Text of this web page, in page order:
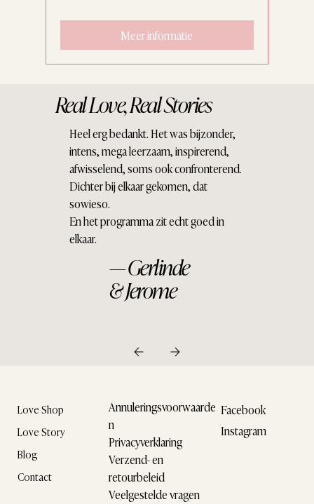
Meer informatie
Real Love, Real Stories
Heel erg bedankt. Het was bijzonder,
intens, mega leerzaam, inspirerend,
afwisselend, soms ook confronterend.
Dichter bij elkaar gekomen, dat
sowieso.
En het programma zit echt goed in
elkaar.
–– Gerlinde
& Jerome
Love Shop
Love Story
Blog
Contact
Annuleringsvoorwaarde
n
Privacyverklaring
Verzend- en
retourbeleid
Veelgestelde vragen
Facebook
Instagram